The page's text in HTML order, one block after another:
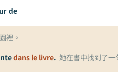
de
裡。
dans le livre. 她在書中找到了一